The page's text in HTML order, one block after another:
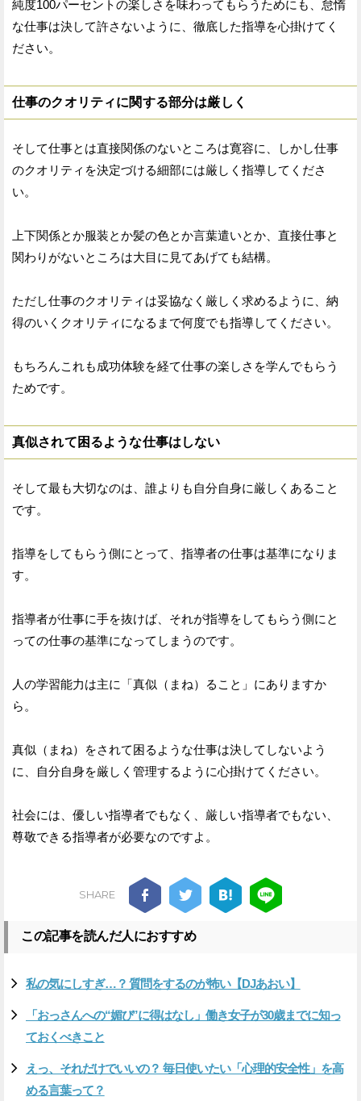
純度100パーセントの楽しさを味わってもらうためにも、怠惰
な仕事は決して許さないように、徹底した指導を心掛けてく
ださい。
仕事のクオリティに関する部分は厳しく
そして仕事とは直接関係のないところは寛容に、しかし仕事
のクオリティを決定づける細部には厳しく指導してくださ
い。
上下関係とか服装とか髪の色とか言葉遣いとか、直接仕事と
関わりがないところは大目に見てあげても結構。
ただし仕事のクオリティは妥協なく厳しく求めるように、納
得のいくクオリティになるまで何度でも指導してください。
もちろんこれも成功体験を経て仕事の楽しさを学んでもらう
ためです。
真似されて困るような仕事はしない
そして最も大切なのは、誰よりも自分自身に厳しくあること
です。
指導をしてもらう側にとって、指導者の仕事は基準になりま
す。
指導者が仕事に手を抜けば、それが指導をしてもらう側にと
っての仕事の基準になってしまうのです。
人の学習能力は主に「真似（まね）ること」にありますか
ら。
真似（まね）をされて困るような仕事は決してしないよう
に、自分自身を厳しく管理するように心掛けてください。
社会には、優しい指導者でもなく、厳しい指導者でもない、
尊敬できる指導者が必要なのですよ。
SHARE
この記事を読んだ人におすすめ
私の気にしすぎ…？ 質問をするのが怖い【DJあおい】
「おっさんへの“媚び”に得はなし」働き女子が30歳までに知っ
ておくべきこと
えっ、それだけでいいの？ 毎日使いたい「心理的安全性」を高
める言葉って？